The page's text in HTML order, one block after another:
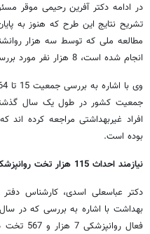
در ادامه دکتر آفرین رحیمی موقر
تشریح نتایج این طرح که هنوز به
مطالعه ملی که توسط سه هزار
انجام شده است، 8 هزار نفر مورد بررسی قرار گرفته اند.
جمعیت کشور در طول یک سال
افراد غیربهداشتی مراجعه کرده
بوده است.
نیازمند احداث 115 هزار تخت روانپزشکی
دکتر عباسعلی اسدی، کارشناس دفتر